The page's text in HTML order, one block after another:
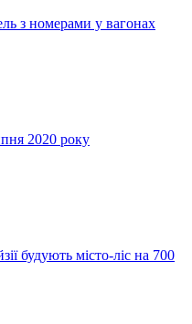
з номерами у вагонах
2020 року
будують місто-ліс на 700